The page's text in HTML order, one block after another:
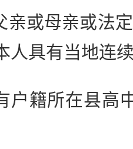
或母亲或法定
人具有当地连
籍所在县高